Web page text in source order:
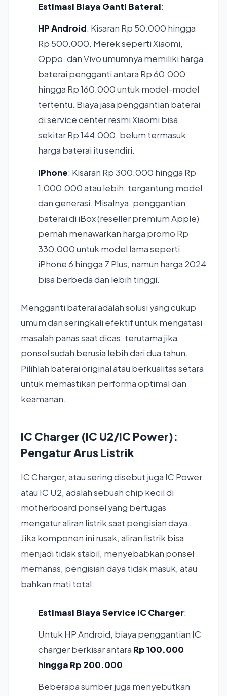
Estimasi Biaya Ganti Baterai:
HP Android: Kisaran Rp 50.000 hingga
Rp 500.000. Merek seperti Xiaomi,
Oppo, dan Vivo umumnya memiliki harga
baterai pengganti antara Rp 60.000
hingga Rp 160.000 untuk model-model
tertentu. Biaya jasa penggantian baterai
di service center resmi Xiaomi bisa
sekitar Rp 144.000, belum termasuk
harga baterai itu sendiri.
iPhone: Kisaran Rp 300.000 hingga Rp
1.000.000 atau lebih, tergantung model
dan generasi. Misalnya, penggantian
baterai di iBox (reseller premium Apple)
pernah menawarkan harga promo Rp
330.000 untuk model lama seperti
iPhone 6 hingga 7 Plus, namun harga 2024
bisa berbeda dan lebih tinggi.
Mengganti baterai adalah solusi yang cukup
umum dan seringkali efektif untuk mengatasi
masalah panas saat dicas, terutama jika
ponsel sudah berusia lebih dari dua tahun.
Pilihlah baterai original atau berkualitas setara
untuk memastikan performa optimal dan
keamanan.
IC Charger (IC U2/IC Power):
Pengatur Arus Listrik
IC Charger, atau sering disebut juga IC Power
atau IC U2, adalah sebuah chip kecil di
motherboard ponsel yang bertugas
mengatur aliran listrik saat pengisian daya.
Jika komponen ini rusak, aliran listrik bisa
menjadi tidak stabil, menyebabkan ponsel
memanas, pengisian daya tidak masuk, atau
bahkan mati total.
Estimasi Biaya Service IC Charger:
Untuk HP Android, biaya penggantian IC
charger berkisar antara Rp 100.000
hingga Rp 200.000.
Beberapa sumber juga menyebutkan